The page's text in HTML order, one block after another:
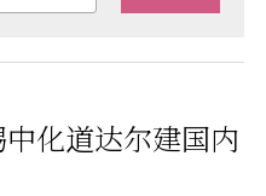
化道达尔建国内